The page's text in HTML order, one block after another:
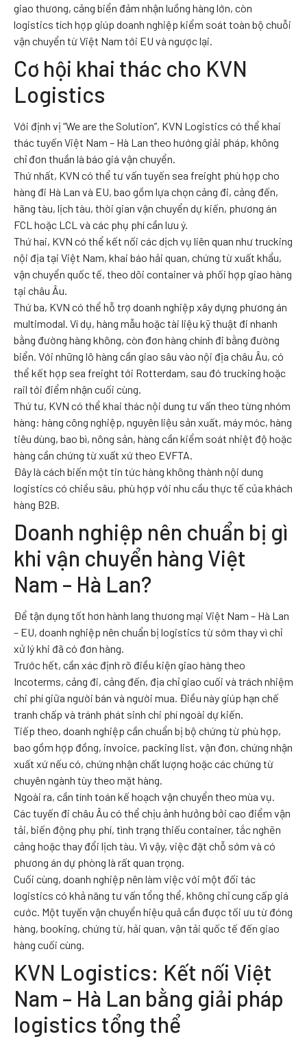
giao thương, cảng biển đảm nhận luồng hàng lớn, còn
logistics tích hợp giúp doanh nghiệp kiểm soát toàn bộ chuỗi
vận chuyển từ Việt Nam tới EU và ngược lại.
Cơ hội khai thác cho KVN
Logistics
Với định vị “We are the Solution”, KVN Logistics có thể khai
thác tuyến Việt Nam – Hà Lan theo hướng giải pháp, không
chỉ đơn thuần là báo giá vận chuyển.
Thứ nhất, KVN có thể tư vấn tuyến sea freight phù hợp cho
hàng đi Hà Lan và EU, bao gồm lựa chọn cảng đi, cảng đến,
hãng tàu, lịch tàu, thời gian vận chuyển dự kiến, phương án
FCL hoặc LCL và các phụ phí cần lưu ý.
Thứ hai, KVN có thể kết nối các dịch vụ liên quan như trucking
nội địa tại Việt Nam, khai báo hải quan, chứng từ xuất khẩu,
vận chuyển quốc tế, theo dõi container và phối hợp giao hàng
tại châu Âu.
Thứ ba, KVN có thể hỗ trợ doanh nghiệp xây dựng phương án
multimodal. Ví dụ, hàng mẫu hoặc tài liệu kỹ thuật đi nhanh
bằng đường hàng không, còn đơn hàng chính đi bằng đường
biển. Với những lô hàng cần giao sâu vào nội địa châu Âu, có
thể kết hợp sea freight tới Rotterdam, sau đó trucking hoặc
rail tới điểm nhận cuối cùng.
Thứ tư, KVN có thể khai thác nội dung tư vấn theo từng nhóm
hàng: hàng công nghiệp, nguyên liệu sản xuất, máy móc, hàng
tiêu dùng, bao bì, nông sản, hàng cần kiểm soát nhiệt độ hoặc
hàng cần chứng từ xuất xứ theo EVFTA.
Đây là cách biến một tin tức hàng không thành nội dung
logistics có chiều sâu, phù hợp với nhu cầu thực tế của khách
hàng B2B.
Doanh nghiệp nên chuẩn bị gì
khi vận chuyển hàng Việt
Nam – Hà Lan?
Để tận dụng tốt hơn hành lang thương mại Việt Nam – Hà Lan
– EU, doanh nghiệp nên chuẩn bị logistics từ sớm thay vì chỉ
xử lý khi đã có đơn hàng.
Trước hết, cần xác định rõ điều kiện giao hàng theo
Incoterms, cảng đi, cảng đến, địa chỉ giao cuối và trách nhiệm
chi phí giữa người bán và người mua. Điều này giúp hạn chế
tranh chấp và tránh phát sinh chi phí ngoài dự kiến.
Tiếp theo, doanh nghiệp cần chuẩn bị bộ chứng từ phù hợp,
bao gồm hợp đồng, invoice, packing list, vận đơn, chứng nhận
xuất xứ nếu có, chứng nhận chất lượng hoặc các chứng từ
chuyên ngành tùy theo mặt hàng.
Ngoài ra, cần tính toán kế hoạch vận chuyển theo mùa vụ.
Các tuyến đi châu Âu có thể chịu ảnh hưởng bởi cao điểm vận
tải, biến động phụ phí, tình trạng thiếu container, tắc nghẽn
cảng hoặc thay đổi lịch tàu. Vì vậy, việc đặt chỗ sớm và có
phương án dự phòng là rất quan trọng.
Cuối cùng, doanh nghiệp nên làm việc với một đối tác
logistics có khả năng tư vấn tổng thể, không chỉ cung cấp giá
cước. Một tuyến vận chuyển hiệu quả cần được tối ưu từ đóng
hàng, booking, chứng từ, hải quan, vận tải quốc tế đến giao
hàng cuối cùng.
KVN Logistics: Kết nối Việt
Nam – Hà Lan bằng giải pháp
logistics tổng thể